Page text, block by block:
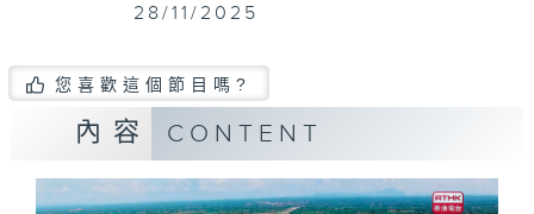
28/11/2025
您喜歡這個節目嗎?
內容 CONTENT